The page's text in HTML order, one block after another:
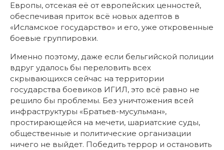
Европы, отсекая её от европейских ценностей,
обеспечивая приток всё новых адептов в
«Исламское государство» и его, уже откровенные
боевые группировки.
Именно поэтому, даже если бельгийской полиции
вдруг удалось бы переловить всех
скрывающихся сейчас на территории
государства боевиков ИГИЛ, это всё равно не
решило бы проблемы. Без уничтожения всей
инфраструктуры «Братьев-мусульман»,
простирающейся на мечети, шариатские суды,
общественные и политические организации
ничего не выйдет. Победить террор и остановить